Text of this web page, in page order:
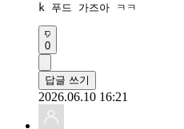
k 푸드 가즈아 ㅋㅋ
0
답글 쓰기
2026.06.10 16:21